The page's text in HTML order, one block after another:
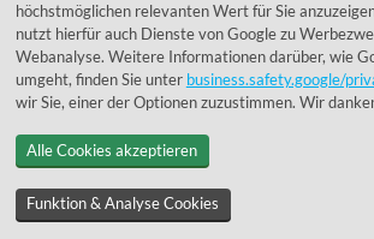
© 1955 - 2026 Lumidora
höchstmöglichen relevanten Wert für Sie
nutzt hierfür auch Dienste von Google zu
Webanalyse. Weitere Informationen darüber, wie
umgeht, finden Sie unter business.safety.google/
wir Sie, einer der Optionen zuzustimmen. Wir
Alle Cookies akzeptieren
Funktion & Analyse Cookies